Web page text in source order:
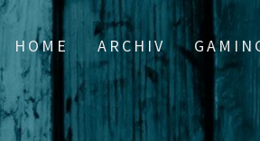
HOME ARCHIV